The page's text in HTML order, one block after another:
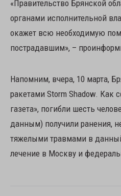
«Правительство Брянской
органами исполнительной
окажет всю необходимую
пострадавшим», –
Напомним, вчера, 10 марта,
ракетами Storm Shadow. Как
газета», погибли шесть
данным) получили ранения,
тяжелыми травмами в
лечение в Москву и